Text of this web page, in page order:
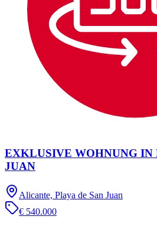
EXKLUSIVE WOHNUNG IN
JUAN
Alicante, Playa de San Juan
€ 540.000